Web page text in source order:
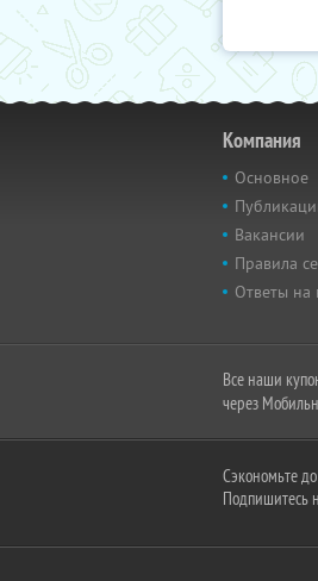
Компания
Основное
Вакансии
Правила
Ответы на
Все наши
через
Сэкономьте
Подпишитесь